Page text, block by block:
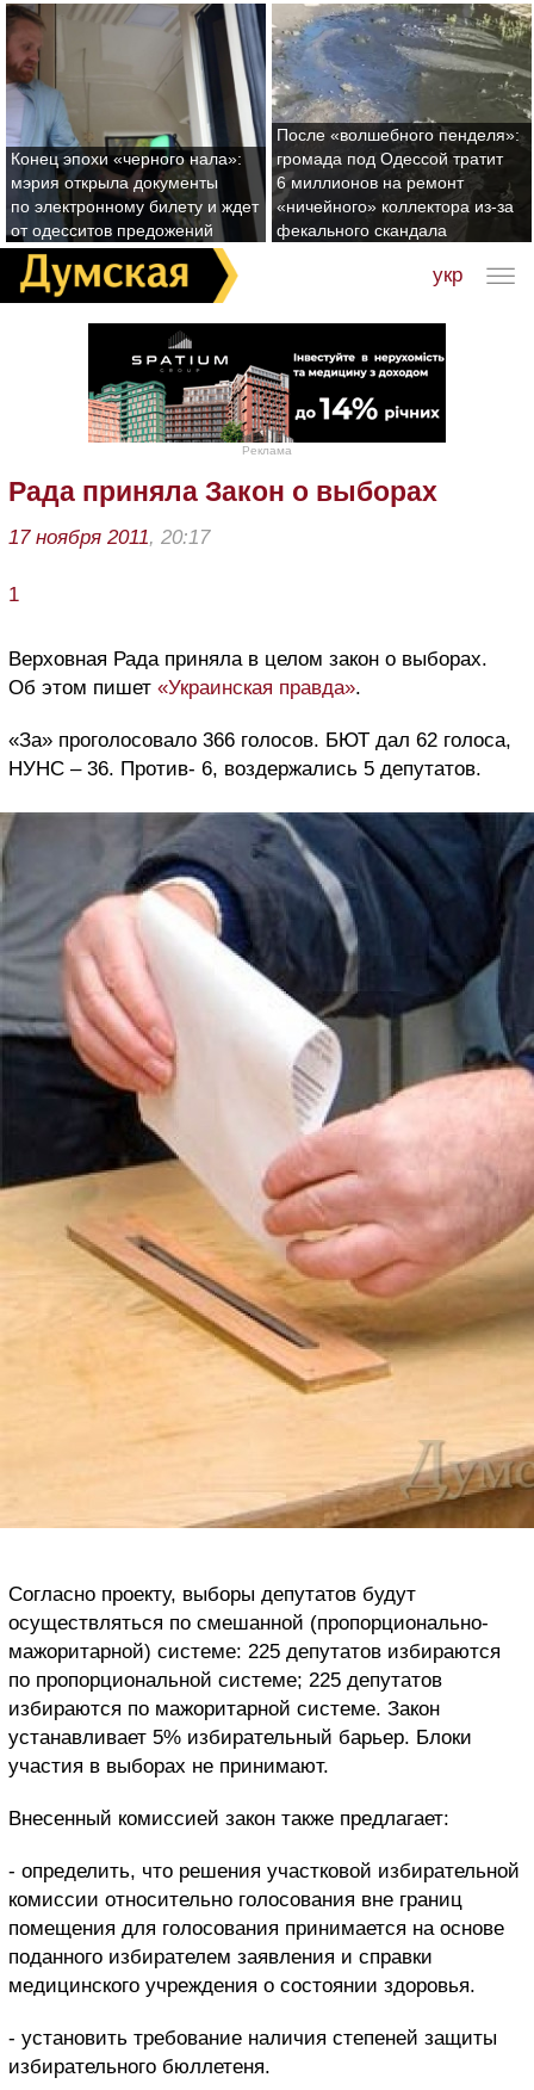
Конец эпохи «черного нала»:
мэрия открыла документы
по электронному билету и ждет
от одесситов предожений
После «волшебного пенделя»:
громада под Одессой тратит
6 миллионов на ремонт
«ничейного» коллектора из-за
фекального скандала
укр
Реклама
Рада приняла Закон о выборах
17 ноября 2011, 20:17
1
Верховная Рада приняла в целом закон о выборах.
Об этом пишет «Украинская правда».
«За» проголосовало 366 голосов. БЮТ дал 62 голоса,
НУНС – 36. Против- 6, воздержались 5 депутатов.
Согласно проекту, выборы депутатов будут
осуществляться по смешанной (пропорционально-
мажоритарной) системе: 225 депутатов избираются
по пропорциональной системе; 225 депутатов
избираются по мажоритарной системе. Закон
устанавливает 5% избирательный барьер. Блоки
участия в выборах не принимают.
Внесенный комиссией закон также предлагает:
- определить, что решения участковой избирательной
комиссии относительно голосования вне границ
помещения для голосования принимается на основе
поданного избирателем заявления и справки
медицинского учреждения о состоянии здоровья.
- установить требование наличия степеней защиты
избирательного бюллетеня.